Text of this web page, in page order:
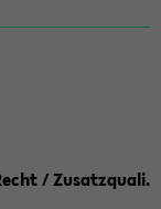
/ Zusatzquali.